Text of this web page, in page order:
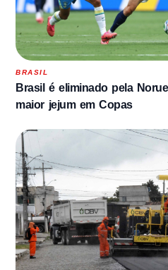
BRASIL
Brasil é eliminado pela
maior jejum em Copas